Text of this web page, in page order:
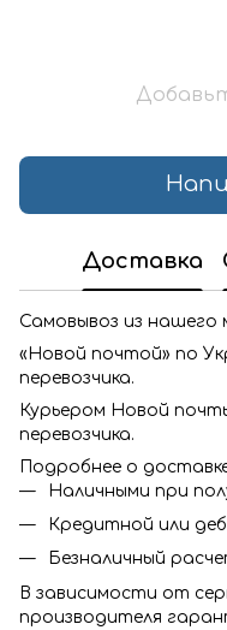
Доставка
Самовывоз из нашего
«Новой почтой» по
перевозчика.
Курьером Новой
перевозчика.
Подробнее о
Наличными при
Кредитной или
Безналичный
В зависимости от
производителя